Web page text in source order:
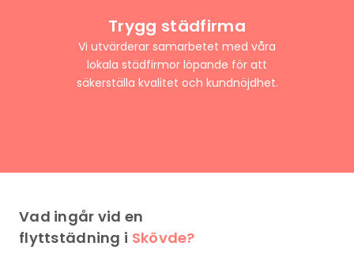
Trygg städfirma
Vi utvärderar samarbetet med våra
lokala städfirmor löpande för att
säkerställa kvalitet och kundnöjdhet.
Vad ingår vid en
flyttstädning i Skövde?